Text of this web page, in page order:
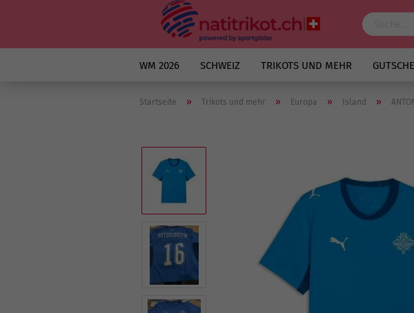
WM 2026 SCHWEIZ TRIKOTS UND MEHR
Startseite » Trikots und mehr » Europa » Island »